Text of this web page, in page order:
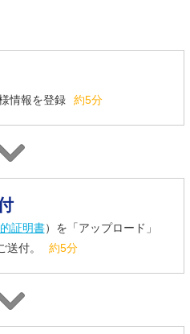
情報を登録 約5分
証明書）を「アップロード」
送付。
約5分